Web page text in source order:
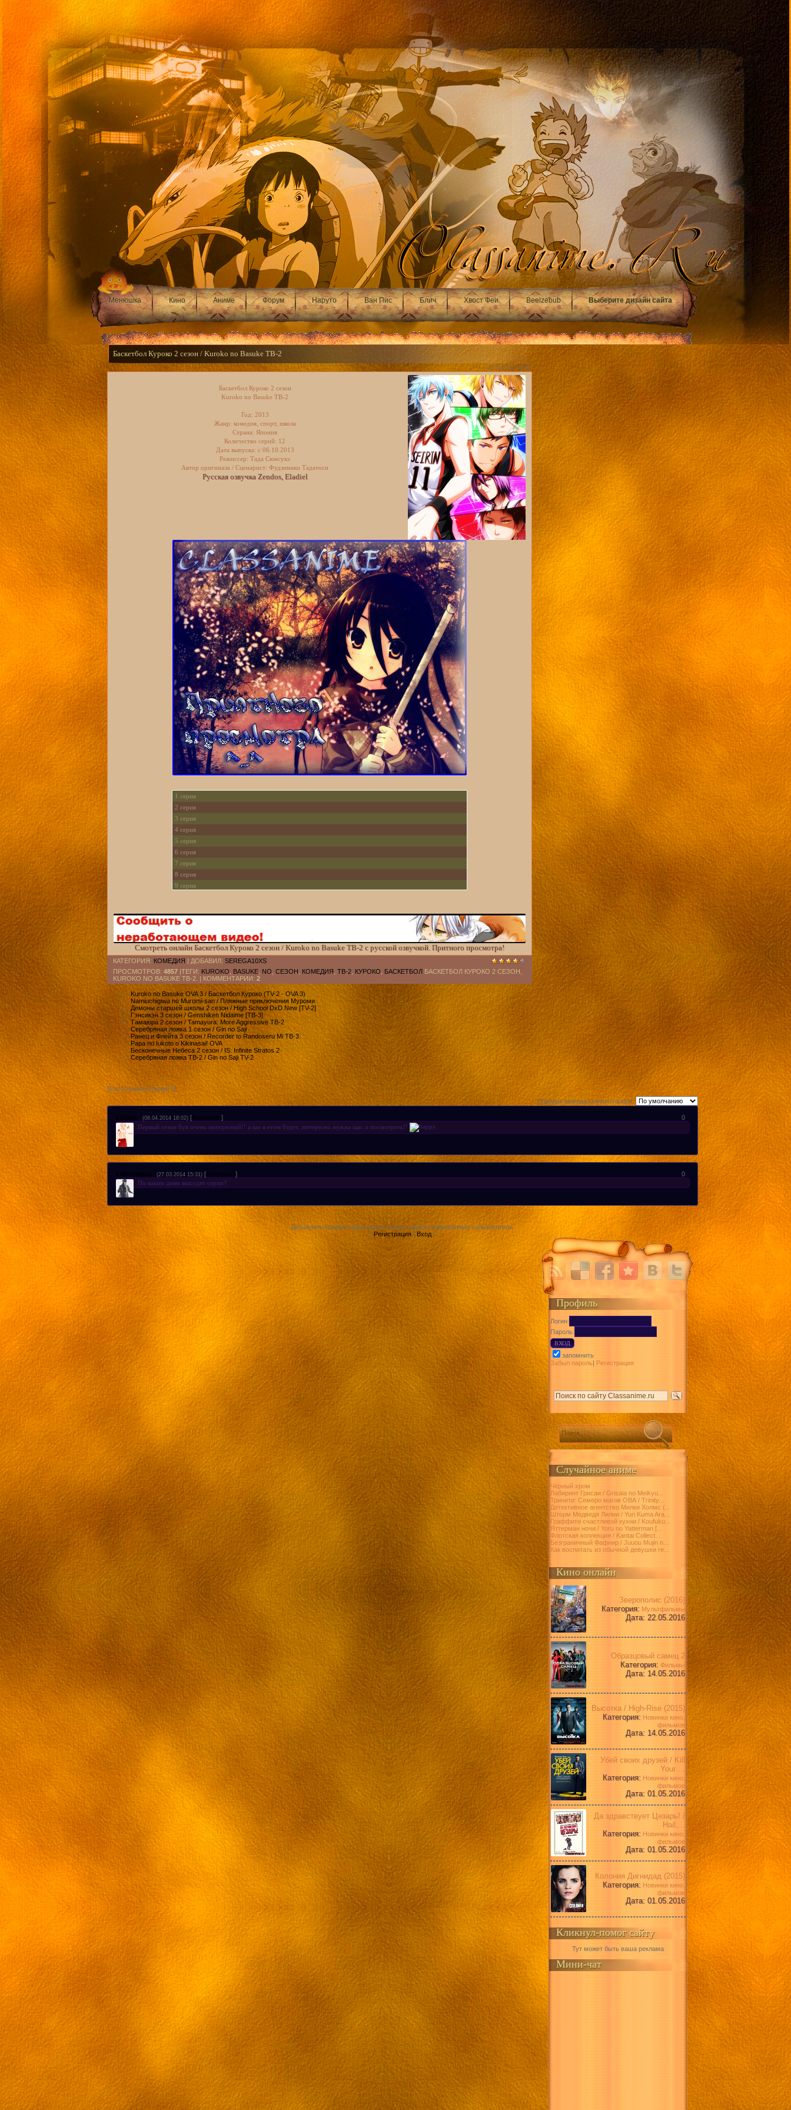
Менюшка Кино Аниме Форум Наруто Ван Пис Блич Хвост Феи Beelzebub Выберите дизайн сайта
Баскетбол Куроко 2 сезон / Kuroko no Basuke ТВ-2
23.03.2014, 19:45
Баскетбол Куроко 2 сезон
Kuroko no Basuke ТВ-2
Год: 2013
Жанр: комедия, спорт, школа
Страна: Япония
Количество серий: 12
Дата выпуска: c 06.10.2013
Режиссер: Тада Сюнсукэ
Автор оригинала / Сценарист: Фудзимаки Тадатоси
Русская озвучка Zendos, Eladiel
1 серия
2 серия
3 серия
4 серия
5 серия
6 серия
7 серия
8 серия
9 серия
12 серия
14 серия
15 cерия [rutube]
16 cерия [rutube]
17 cерия [rutube]
18 cерия [rutube]
19 cерия [rutube]
20 cерия [rutube]
21 cерия [rutube]
22 cерия [rutube]
23 cерия [rutube]
24 cерия [rutube]
Смотреть онлайн Баскетбол Куроко 2 сезон / Kuroko no Basuke ТВ-2 с русской озвучкой. Притного просмотра!
КАТЕГОРИЯ: КОМЕДИЯ | ДОБАВИЛ: SEREGA10XS
ПРОСМОТРОВ: 4857 |ТЕГИ: KUROKO BASUKE NO СЕЗОН КОМЕДИЯ ТВ-2 КУРОКО БАСКЕТБОЛ БАСКЕТБОЛ КУРОКО 2 СЕЗОН,
KUROKO NO BASUKE ТВ-2. | КОММЕНТАРИИ: 2
Kuroko no Basuke OVA 3 / Баскетбол Куроко (TV-2 - OVA 3)
Namiuchigiwa no Muromi-san / Пляжные приключения Муроми
Демоны старшей школы 2 сезон / High School DxD New [TV-2]
Гэнсикэн 3 сезон / Genshiken Nidaime [ТВ-3]
Тамаюра 2 сезон / Tamayura: More Aggressive ТВ-2
Серебряная ложка 1 сезон / Gin no Saji
Ранец и Флейта 3 сезон / Recorder to Randoseru Mi ТВ-3
Papa no Iukoto o Kikinasai! OVA
Бесконечные Небеса 2 сезон / IS: Infinite Stratos 2
Серебряная ложка ТВ-2 / Gin no Saji TV-2
Всего комментариев: 2
Порядок вывода комментариев:
0
2 Djorc (08.04.2014 18:02) [Материал ]
Первый сезон був очень интересний!! а шо в етом будет, интересно нужна щас и посмотреть!!
0
1 Мастарна (27.03.2014 15:31) [Материал ]
По каким дням выходят серии?
Добавлять комментарии могут только зарегистрированные пользователи.
[Регистрация | Вход ]
Профиль
Логин:
Пароль:
запомнить
Забыл пароль| Регистрация
Случайное аниме
Чёрный хром
Лабиринт Грисаи / Grisaia no Meikyu...
Тринити: Семеро магов ОВА / Trinity...
Детективное агентство Милки Холмс (...
Шторм Медведя Лилии / Yuri Kuma Ara...
Граффити счастливой кухни / Koufuku...
Яттерман ночи / Yoru no Yatterman [...
Флотская коллекция / Kantai Collect...
Безграничный Фафнир / Juuou Mujin n...
Как воспитать из обычной девушки ге...
Кино онлайн
Зверополис (2016)
Категория: Мультфильмы
Дата: 22.05.2016
Образцовый самец 2
Категория: Фильмы
Дата: 14.05.2016
Высотка / High-Rise (2015)
Категория: Новинки кино,
фильмов
Дата: 14.05.2016
Убей своих друзей / Kill
Your ...
Категория: Новинки кино,
фильмов
Дата: 01.05.2016
Да здравствует Цезарь! /
Hail,...
Категория: Новинки кино,
фильмов
Дата: 01.05.2016
Колония Дигнидад (2015)
Категория: Новинки кино,
фильмов
Дата: 01.05.2016
Кликнул-помог сайту
Тут может быть ваша реклама
Мини-чат